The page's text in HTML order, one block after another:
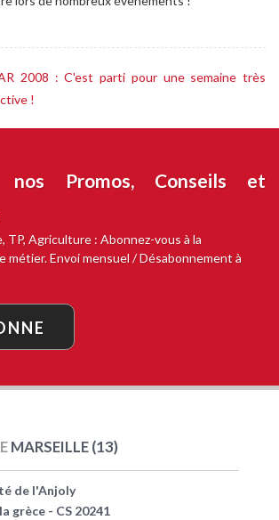
2008 : C'est parti pour une semaine très
!
nos Promos, Conseils et
TP, Agriculture : Abonnez-vous à la
Envoi mensuel / Désabonnement à
MARSEILLE (13)
de l'Anjoly
grèce - CS 20241